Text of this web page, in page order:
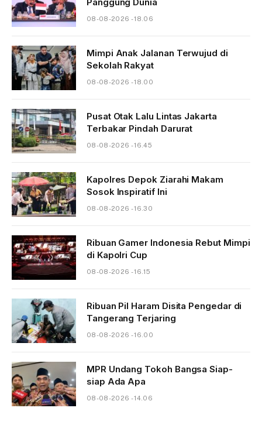
08-08-2026 - 18.06
Mimpi Anak Jalanan Terwujud di
Sekolah Rakyat
08-08-2026 - 18.00
Pusat Otak Lalu Lintas Jakarta
Terbakar Pindah Darurat
08-08-2026 - 16.45
Kapolres Depok Ziarahi Makam
Sosok Inspiratif Ini
08-08-2026 - 16.30
Ribuan Gamer Indonesia Rebut Mimpi
di Kapolri Cup
08-08-2026 - 16.15
Ribuan Pil Haram Disita Pengedar di
Tangerang Terjaring
08-08-2026 - 16.00
MPR Undang Tokoh Bangsa Siap-
siap Ada Apa
08-08-2026 - 14.06